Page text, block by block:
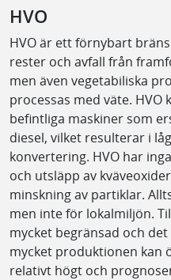
HVO
HVO är ett förnybart
rester och avfall från
men även vegetabiliska
processas med väte. HVO
befintliga maskiner som
diesel, vilket resulterar i
konvertering. HVO har
och utsläpp av
minskning av partiklar.
men inte för lokalmiljön.
mycket begränsad och
mycket produktionen kan
relativt högt och